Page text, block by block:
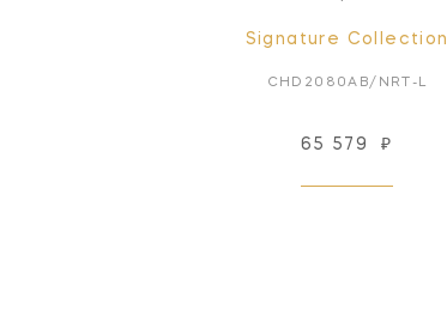
Signature Collection
CHD2080AB/NRT-L
65 579 ₽